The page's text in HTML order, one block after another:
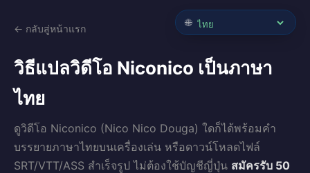
← กลับสู่หน้าแรก
วิธีแปลวิดีโอ Niconico เป็นภาษา
ไทย
ดูวิดีโอ Niconico (Nico Nico Douga) ใดก็ได้พร้อมคำ
บรรยายภาษาไทยบนเครื่องเล่น หรือดาวน์โหลดไฟล์
SRT/VTT/ASS สำเร็จรูป ไม่ต้องใช้บัญชีญี่ปุ่น สมัครรับ 50
🌐